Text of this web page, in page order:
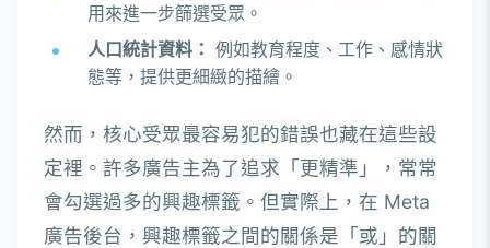
用來進一步篩選受眾。
人口統計資料： 例如教育程度、工作、感情狀
態等，提供更細緻的描繪。
然而，核心受眾最容易犯的錯誤也藏在這些設
定裡。許多廣告主為了追求「更精準」，常常
會勾選過多的興趣標籤。但實際上，在 Meta
廣告後台，興趣標籤之間的關係是「或」的關